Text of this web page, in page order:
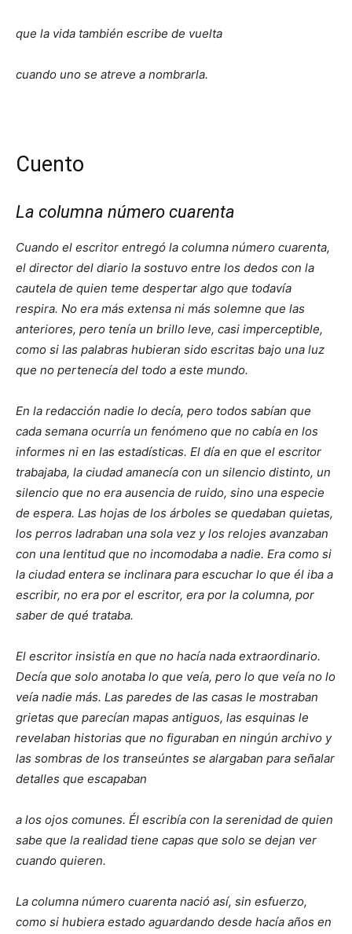
que la vida también escribe de vuelta
cuando uno se atreve a nombrarla.
Cuento
La columna número cuarenta
Cuando el escritor entregó la columna número cuarenta,
el director del diario la sostuvo entre los dedos con la
cautela de quien teme despertar algo que todavía
respira. No era más extensa ni más solemne que las
anteriores, pero tenía un brillo leve, casi imperceptible,
como si las palabras hubieran sido escritas bajo una luz
que no pertenecía del todo a este mundo.
En la redacción nadie lo decía, pero todos sabían que
cada semana ocurría un fenómeno que no cabía en los
informes ni en las estadísticas. El día en que el escritor
trabajaba, la ciudad amanecía con un silencio distinto, un
silencio que no era ausencia de ruido, sino una especie
de espera. Las hojas de los árboles se quedaban quietas,
los perros ladraban una sola vez y los relojes avanzaban
con una lentitud que no incomodaba a nadie. Era como si
la ciudad entera se inclinara para escuchar lo que él iba a
escribir, no era por el escritor, era por la columna, por
saber de qué trataba.
El escritor insistía en que no hacía nada extraordinario.
Decía que solo anotaba lo que veía, pero lo que veía no lo
veía nadie más. Las paredes de las casas le mostraban
grietas que parecían mapas antiguos, las esquinas le
revelaban historias que no figuraban en ningún archivo y
las sombras de los transeúntes se alargaban para señalar
detalles que escapaban
a los ojos comunes. Él escribía con la serenidad de quien
sabe que la realidad tiene capas que solo se dejan ver
cuando quieren.
La columna número cuarenta nació así, sin esfuerzo,
como si hubiera estado aguardando desde hacía años en